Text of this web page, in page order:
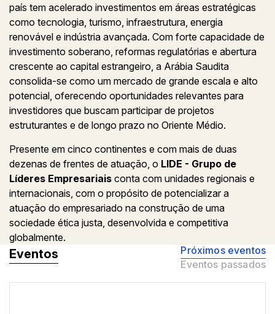
país tem acelerado investimentos em áreas estratégicas
como tecnologia, turismo, infraestrutura, energia
renovável e indústria avançada. Com forte capacidade de
investimento soberano, reformas regulatórias e abertura
crescente ao capital estrangeiro, a Arábia Saudita
consolida-se como um mercado de grande escala e alto
potencial, oferecendo oportunidades relevantes para
investidores que buscam participar de projetos
estruturantes e de longo prazo no Oriente Médio.
Presente em cinco continentes e com mais de duas
dezenas de frentes de atuação, o LIDE - Grupo de
Líderes Empresariais conta com unidades regionais e
internacionais, com o propósito de potencializar a
atuação do empresariado na construção de uma
sociedade ética justa, desenvolvida e competitiva
globalmente.
Eventos
Próximos eventos
Eventos passados